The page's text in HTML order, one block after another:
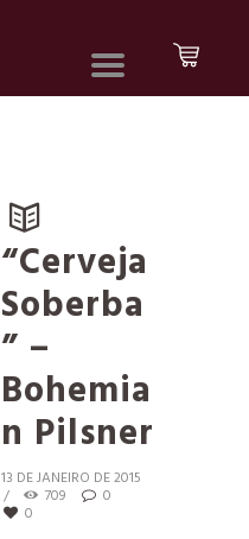
“Cerveja
Soberba
” –
Bohemia
n Pilsner
13 DE JANEIRO DE 2015
709 0
0